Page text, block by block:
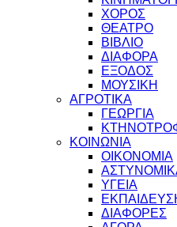
ΧΟΡΟΣ
ΘΕΑΤΡΟ
ΒΙΒΛΙΟ
ΔΙΑΦΟΡΑ
ΕΞΟΔΟΣ
ΜΟΥΣΙΚΗ
ΑΓΡΟΤΙΚΑ
ΓΕΩΡΓΙΑ
ΚΟΙΝΩΝΙΑ
ΟΙΚΟΝΟΜΙΑ
ΥΓΕΙΑ
ΔΙΑΦΟΡΕΣ